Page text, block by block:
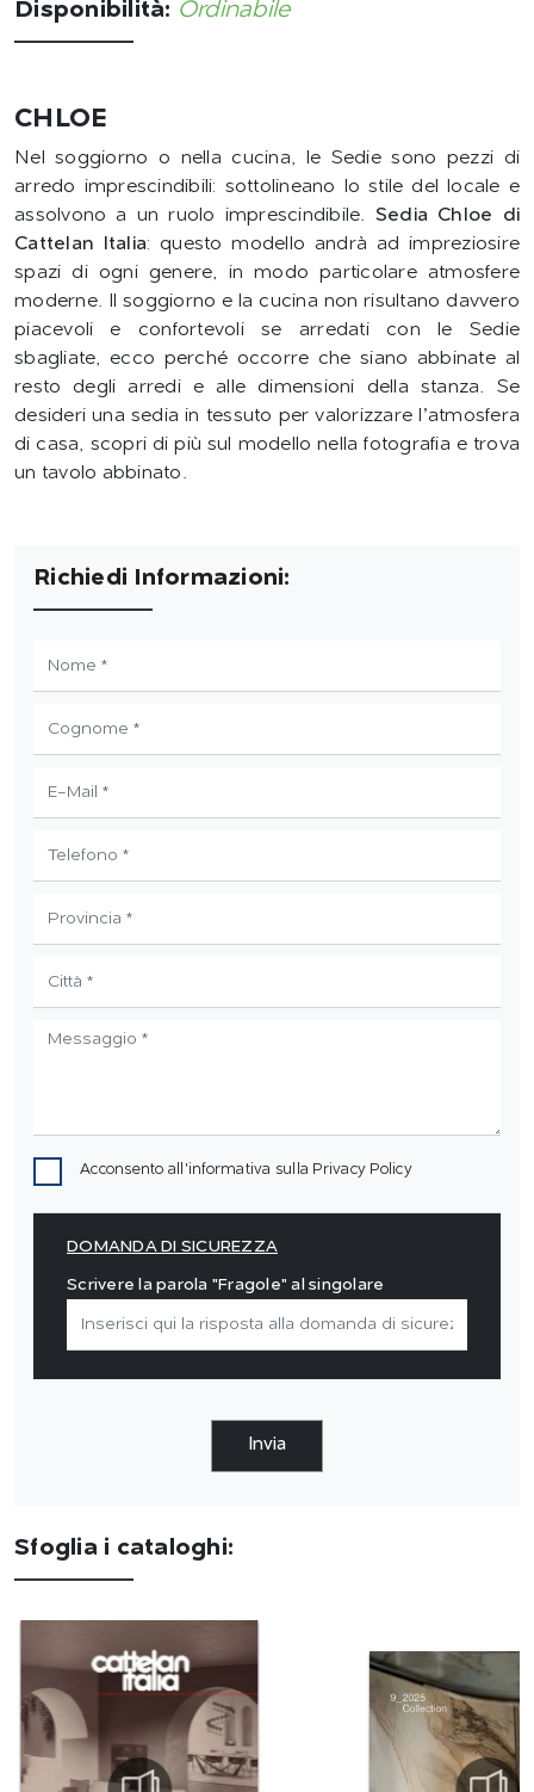
Disponibilità: Ordinabile
CHLOE
Nel soggiorno o nella cucina, le Sedie sono pezzi di
arredo imprescindibili: sottolineano lo stile del locale e
assolvono a un ruolo imprescindibile. Sedia Chloe di
Cattelan Italia: questo modello andrà ad impreziosire
spazi di ogni genere, in modo particolare atmosfere
moderne. Il soggiorno e la cucina non risultano davvero
piacevoli e confortevoli se arredati con le Sedie
sbagliate, ecco perché occorre che siano abbinate al
resto degli arredi e alle dimensioni della stanza. Se
desideri una sedia in tessuto per valorizzare l’atmosfera
di casa, scopri di più sul modello nella fotografia e trova
un tavolo abbinato.
Richiedi Informazioni:
Acconsento all'informativa sulla Privacy Policy
DOMANDA DI SICUREZZA
Scrivere la parola "Fragole" al singolare
Invia
Sfoglia i cataloghi: